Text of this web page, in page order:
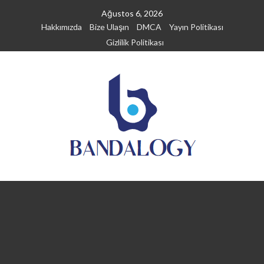
Ağustos 6, 2026
Hakkımızda
Bize Ulaşın DMCA
Yayın Politikası
Gizlilik Politikası